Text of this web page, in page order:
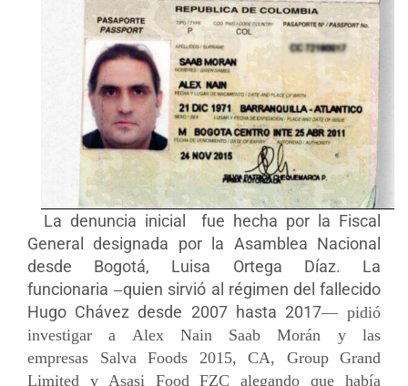
La denuncia inicial fue hecha por la Fiscal
General designada por la Asamblea Nacional
desde Bogotá, Luisa Ortega Díaz. La
funcionaria —quien sirvió al régimen del fallecido
Hugo Chávez desde 2007 hasta 2017— pidió
investigar a Alex Nain Saab Morán y las
empresas Salva Foods 2015, CA, Group Grand
Limited y Asasi Food FZC alegando que había